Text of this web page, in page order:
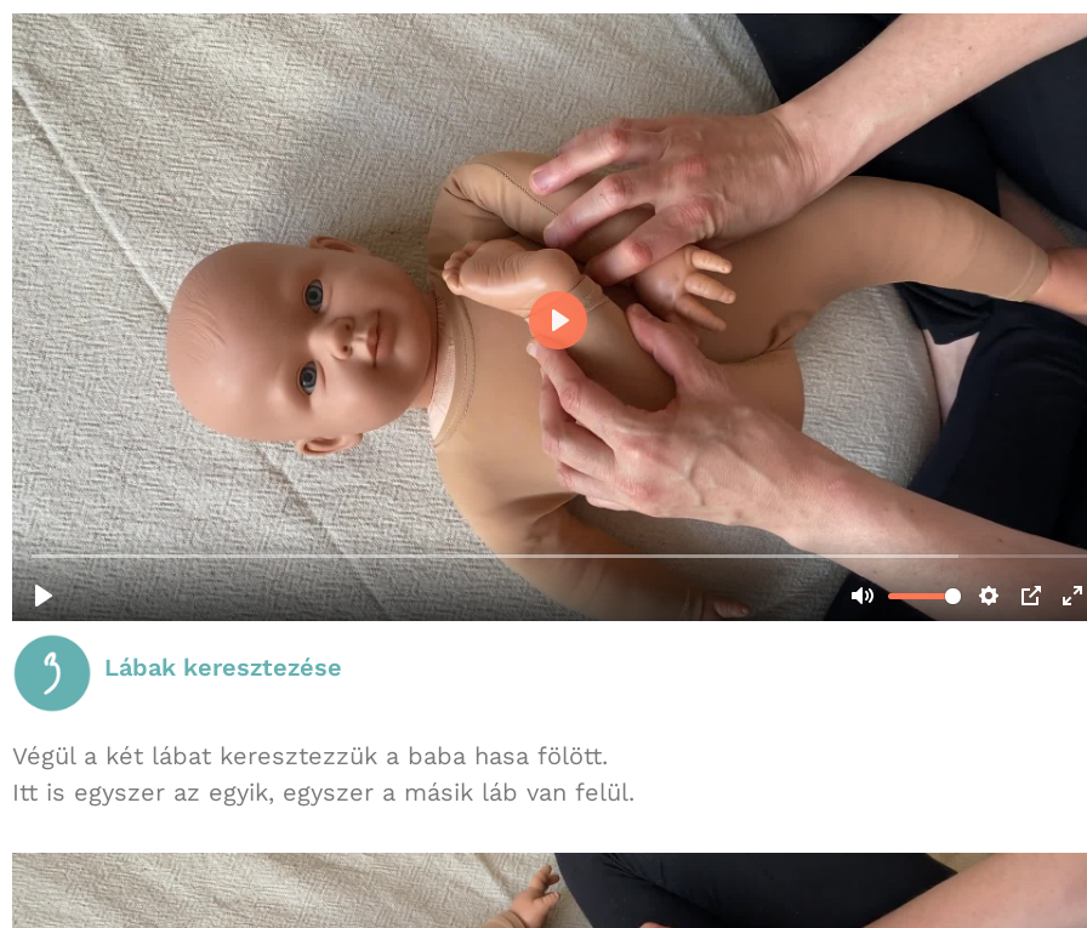
Lábak keresztezése
Végül a két lábat keresztezzük a baba hasa fölött.
Itt is egyszer az egyik, egyszer a másik láb van felül.